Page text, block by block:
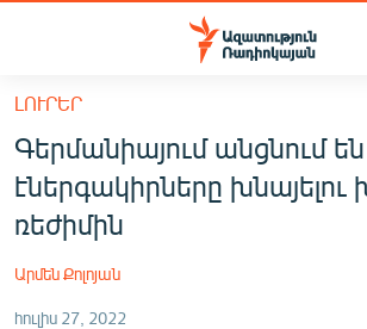
Մատչելիության
հիմնական
բովանդակությանը
Անցնել
հիմնական
մենյուին
ՀԱՅԱՍՏԱՆ
ՔԱՂԱՔԱԿԱՆ
ԼՈՒՐԵՐ
Գերմանիայում անցնում են
էներգակիրները
ռեժիմին
Արմեն Քոլոյան
հուլիս 27, 2022